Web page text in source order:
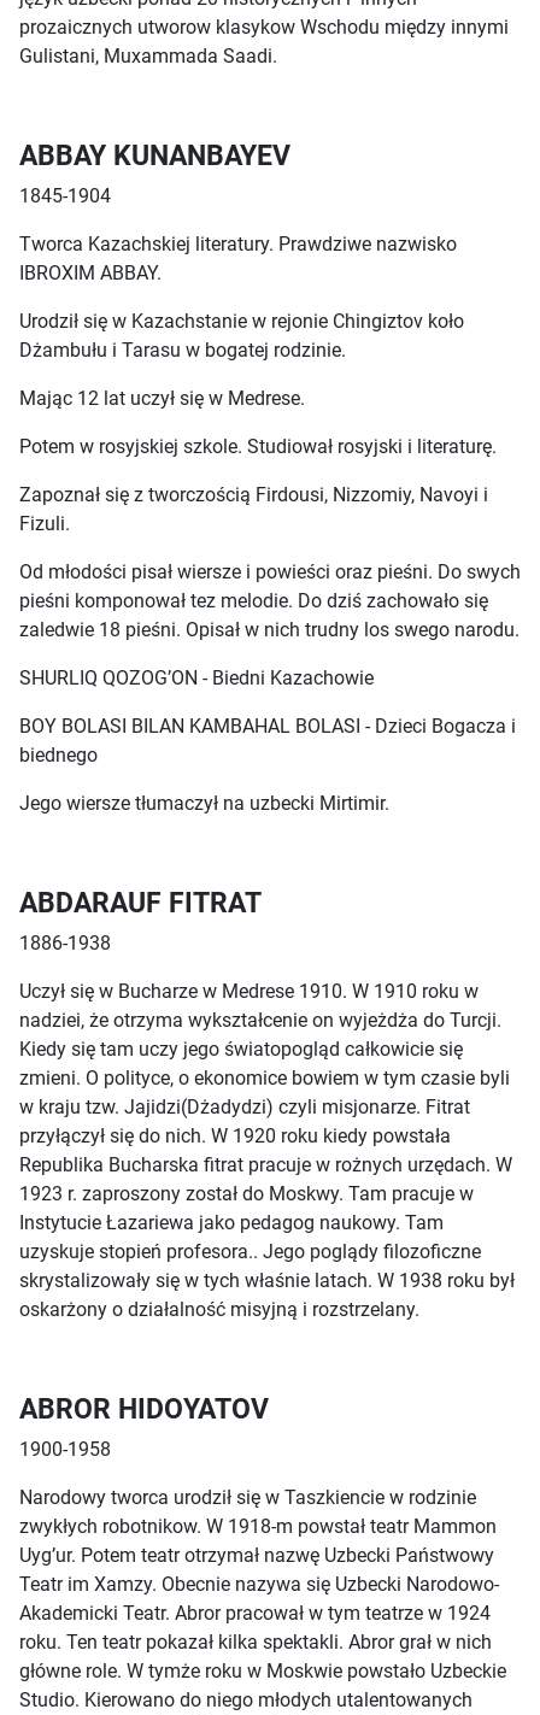
prozaicznych utworow klasykow Wschodu między innymi
Gulistani, Muxammada Saadi.
ABBAY KUNANBAYEV
1845-1904
Tworca Kazachskiej literatury. Prawdziwe nazwisko
IBROXIM ABBAY.
Urodził się w Kazachstanie w rejonie Chingiztov koło
Dżambułu i Tarasu w bogatej rodzinie.
Mając 12 lat uczył się w Medrese.
Potem w rosyjskiej szkole. Studiował rosyjski i literaturę.
Zapoznał się z tworczością Firdousi, Nizzomiy, Navoyi i
Fizuli.
Od młodości pisał wiersze i powieści oraz pieśni. Do swych
pieśni komponował tez melodie. Do dziś zachowało się
zaledwie 18 pieśni. Opisał w nich trudny los swego narodu.
SHURLIQ QOZOG’ON - Biedni Kazachowie
BOY BOLASI BILAN KAMBAHAL BOLASI - Dzieci Bogacza i
biednego
Jego wiersze tłumaczył na uzbecki Mirtimir.
ABDARAUF FITRAT
1886-1938
Uczył się w Bucharze w Medrese 1910. W 1910 roku w
nadziei, że otrzyma wykształcenie on wyjeżdża do Turcji.
Kiedy się tam uczy jego światopogląd całkowicie się
zmieni. O polityce, o ekonomice bowiem w tym czasie byli
w kraju tzw. Jajidzi(Dżadydzi) czyli misjonarze. Fitrat
przyłączył się do nich. W 1920 roku kiedy powstała
Republika Bucharska fitrat pracuje w rożnych urzędach. W
1923 r. zaproszony został do Moskwy. Tam pracuje w
Instytucie Łazariewa jako pedagog naukowy. Tam
uzyskuje stopień profesora.. Jego poglądy filozoficzne
skrystalizowały się w tych właśnie latach. W 1938 roku był
oskarżony o działalność misyjną i rozstrzelany.
ABROR HIDOYATOV
1900-1958
Narodowy tworca urodził się w Taszkiencie w rodzinie
zwykłych robotnikow. W 1918-m powstał teatr Mammon
Uyg’ur. Potem teatr otrzymał nazwę Uzbecki Państwowy
Teatr im Xamzy. Obecnie nazywa się Uzbecki Narodowo-
Akademicki Teatr. Abror pracował w tym teatrze w 1924
roku. Ten teatr pokazał kilka spektakli. Abror grał w nich
główne role. W tymże roku w Moskwie powstało Uzbeckie
Studio. Kierowano do niego młodych utalentowanych